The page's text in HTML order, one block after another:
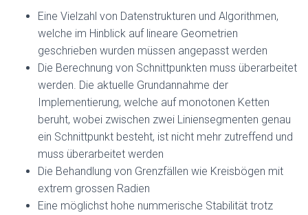
Eine Vielzahl von Datenstrukturen und Algorithmen,
welche im Hinblick auf lineare Geometrien
geschrieben wurden müssen angepasst werden
Die Berechnung von Schnittpunkten muss überarbeitet
werden. Die aktuelle Grundannahme der
Implementierung, welche auf monotonen Ketten
beruht, wobei zwischen zwei Liniensegmenten genau
ein Schnittpunkt besteht, ist nicht mehr zutreffend und
muss überarbeitet werden
Die Behandlung von Grenzfällen wie Kreisbögen mit
extrem grossen Radien
Eine möglichst hohe nummerische Stabilität trotz